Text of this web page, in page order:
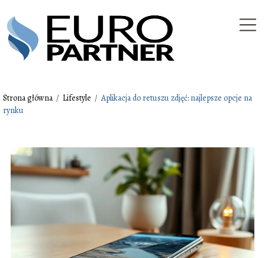
Strona główna / Lifestyle / Aplikacja do retuszu zdjęć: najlepsze opcje na
rynku